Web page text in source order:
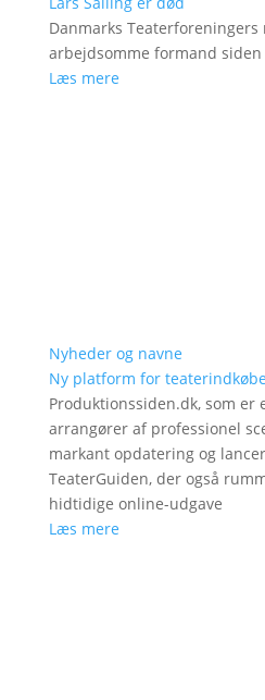
Danmarks Teaterforeningers
arbejdsomme formand siden
Læs mere
Nyheder og navne
Ny platform for
Produktionssiden.dk, som er
arrangører af professionel
markant opdatering og
TeaterGuiden, der også
hidtidige online-udgave
Læs mere